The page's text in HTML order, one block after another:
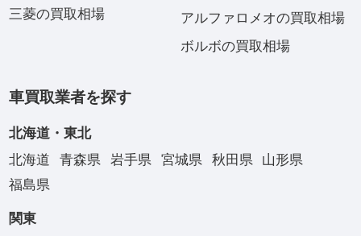
三菱の買取相場
アルファロメオの買取相場
ボルボの買取相場
車買取業者を探す
北海道・東北
北海道
青森県 岩手県 宮城県 秋田県
山形県
福島県
関東